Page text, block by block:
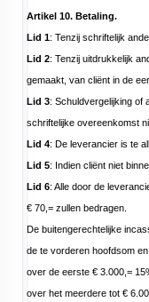
Artikel 10. Betaling.
Lid 1: Tenzij schriftelijk
Lid 2: Tenzij uitdrukkelijk
gemaakt, van cliënt in de
Lid 3: Schuldvergelijking of
schriftelijke overeenkomst
Lid 4: De leverancier is te
Lid 5: Indien cliënt niet
Lid 6: Alle door de
€ 70,= zullen bedragen.
De buitengerechtelijke
de te vorderen hoofdsom
over de eerste € 3.000,=
over het meerdere tot €